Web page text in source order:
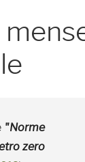
"Norme
zero